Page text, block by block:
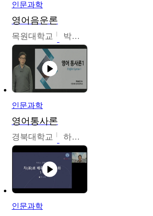
인문과학
영어음운론
목원대학교 박미숙
인문과학
영어통사론
경북대학교 하승완
인문과학